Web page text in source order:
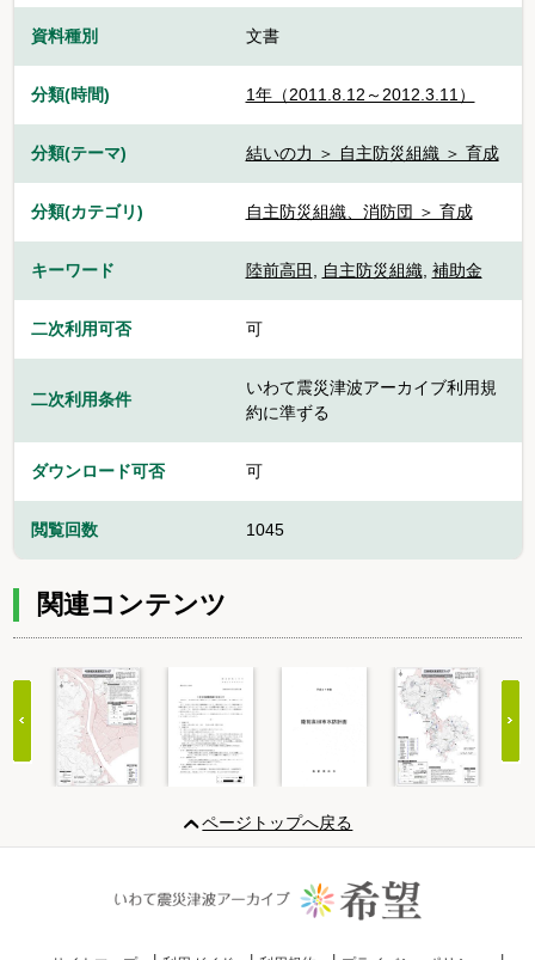
資料種別 文書
分類(時間) 1年（2011.8.12～2012.3.11）
分類(テーマ) 結いの力 ＞ 自主防災組織 ＞ 育成
分類(カテゴリ) 自主防災組織、消防団 ＞ 育成
キーワード 陸前高田 , 自主防災組織, 補助金
二次利用可否 可
二次利用条件
いわて震災津波アーカイブ利用規
約に準ずる
ダウンロード可否 可
閲覧回数 1045
関連コンテンツ
20
ページトップへ戻る